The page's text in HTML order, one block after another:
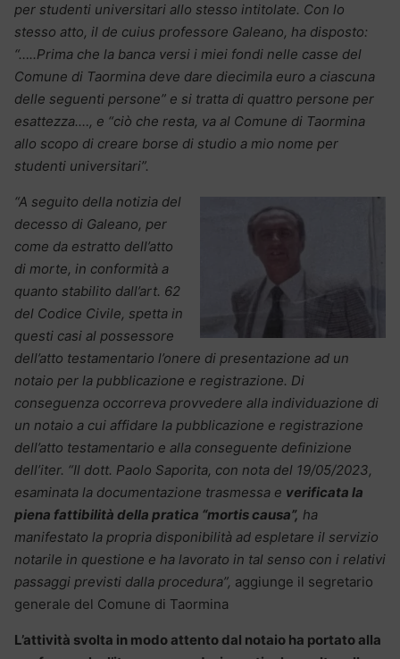
per studenti universitari allo stesso intitolate. Con lo
stesso atto, il de cuius professore Galeano, ha disposto:
“…..Prima che la banca versi i miei fondi nelle casse del
Comune di Taormina deve dare diecimila euro a ciascuna
delle seguenti persone” e si tratta di quattro persone per
esattezza.…, e “ciò che resta, va al Comune di Taormina
allo scopo di creare borse di studio a mio nome per
studenti universitari”.
“A seguito della notizia del
decesso di Galeano, per
come da estratto dell’atto
di morte, in conformità a
quanto stabilito dall’art. 62
del Codice Civile, spetta in
questi casi al possessore
dell’atto testamentario l’onere di presentazione ad un
notaio per la pubblicazione e registrazione. Di
conseguenza occorreva provvedere alla individuazione di
un notaio a cui affidare la pubblicazione e registrazione
dell’atto testamentario e alla conseguente definizione
dell’iter. “Il dott. Paolo Saporita, con nota del 19/05/2023,
esaminata la documentazione trasmessa e verificata la
piena fattibilità della pratica “mortis causa”, ha
manifestato la propria disponibilità ad espletare il servizio
notarile in questione e ha lavorato in tal senso con i relativi
passaggi previsti dalla procedura”, aggiunge il segretario
generale del Comune di Taormina
L’attività svolta in modo attento dal notaio ha portato alla